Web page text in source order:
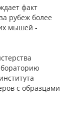
факт
рубеж более
мышей -
с образцами